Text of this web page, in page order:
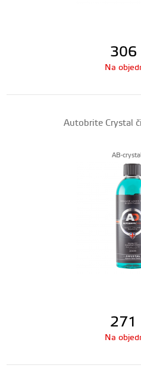
306
Na
Autobrite Crystal
AB-
271
Na